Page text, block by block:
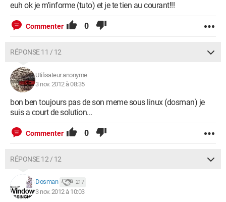
euh ok je m'informe (tuto) et je te tien au courant!!!
Commenter 0
RÉPONSE 11 / 12
Utilisateur anonyme
3 nov. 2012 à 08:35
bon ben toujours pas de son meme sous linux (dosman) je
suis a court de solution...
Commenter 0
RÉPONSE 12 / 12
Dosman 217
3 nov. 2012 à 10:03